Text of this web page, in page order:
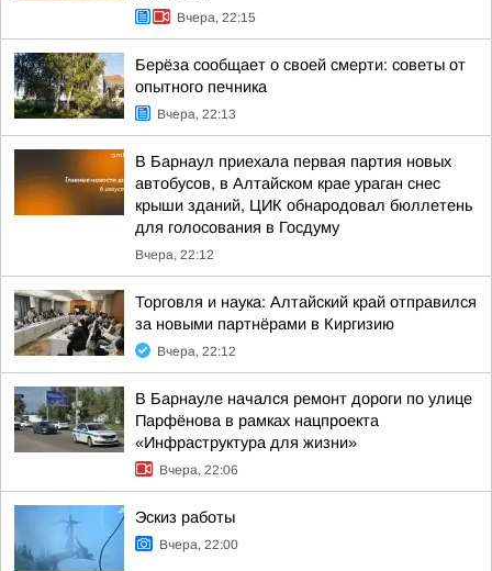
Вчера, 22:15
Берёза сообщает о своей смерти: советы от
опытного печника
Вчера, 22:13
В Барнаул приехала первая партия новых
автобусов, в Алтайском крае ураган снес
крыши зданий, ЦИК обнародовал бюллетень
для голосования в Госдуму
Вчера, 22:12
Торговля и наука: Алтайский край отправился
за новыми партнёрами в Киргизию
Вчера, 22:12
В Барнауле начался ремонт дороги по улице
Парфёнова в рамках нацпроекта
«Инфраструктура для жизни»
Вчера, 22:06
Эскиз работы
Вчера, 22:00